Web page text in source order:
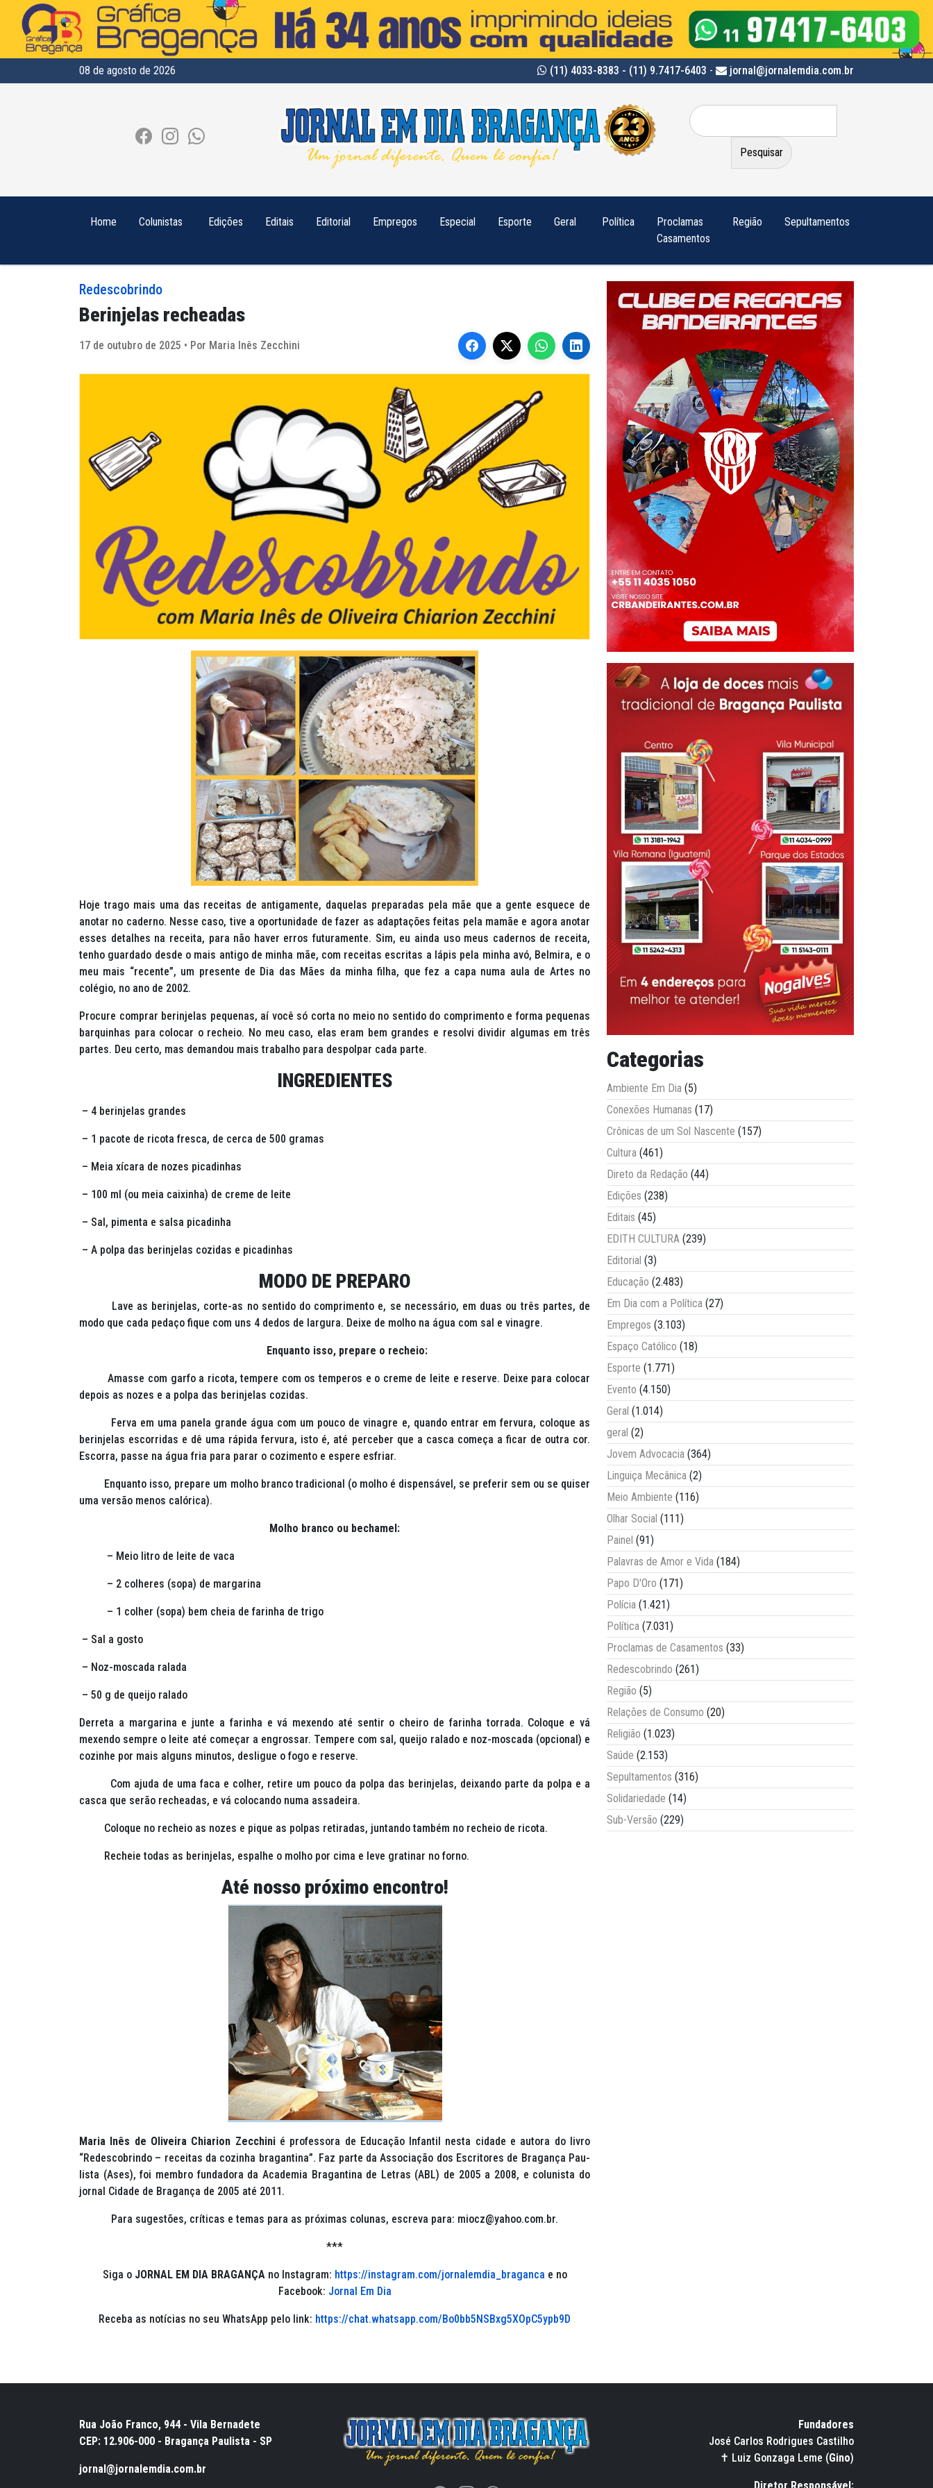
08 de agosto de 2026 (11) 4033-8383 - (11) 9.7417-6403 - jornal@jornalemdia.com.br
Pesquisar
por:
Home Colunistas Edições Editais Editorial Empregos Especial Esporte Geral Política
Proclamas
Casamentos
Região Sepultamentos
Redescobrindo
Berinjelas recheadas
17 de outubro de 2025 • Por Maria Inês Zecchini
Hoje trago mais uma das receitas de antigamente, daquelas preparadas pela mãe que a gente esquece de
anotar no caderno. Nesse caso, tive a oportunidade de fazer as adaptações feitas pela mamãe e agora anotar
esses detalhes na receita, para não haver erros futuramente. Sim, eu ainda uso meus cadernos de receita,
tenho guardado desde o mais antigo de minha mãe, com receitas escritas a lápis pela minha avó, Belmira, e o
meu mais “recente”, um presente de Dia das Mães da minha filha, que fez a capa numa aula de Artes no
colégio, no ano de 2002.
Procure comprar berinjelas pequenas, aí você só corta no meio no sentido do comprimento e forma pequenas
barquinhas para colocar o recheio. No meu caso, elas eram bem grandes e resolvi dividir algumas em três
partes. Deu certo, mas demandou mais trabalho para despolpar cada parte.
INGREDIENTES
– 4 berinjelas grandes
– 1 pacote de ricota fresca, de cerca de 500 gramas
– Meia xícara de nozes picadinhas
– 100 ml (ou meia caixinha) de creme de leite
– Sal, pimenta e salsa picadinha
– A polpa das berinjelas cozidas e picadinhas
MODO DE PREPARO
Lave as berinjelas, corte-as no sentido do comprimento e, se necessário, em duas ou três partes, de
modo que cada pedaço fique com uns 4 dedos de largura. Deixe de molho na água com sal e vinagre.
Enquanto isso, prepare o recheio:
Amasse com garfo a ricota, tempere com os temperos e o creme de leite e reserve. Deixe para colocar
depois as nozes e a polpa das berinjelas cozidas.
Ferva em uma panela grande água com um pouco de vinagre e, quando entrar em fervura, coloque as
berinjelas escorridas e dê uma rápida fervura, isto é, até perceber que a casca começa a ficar de outra cor.
Escorra, passe na água fria para parar o cozimento e espere esfriar.
Enquanto isso, prepare um molho branco tradicional (o molho é dispensável, se preferir sem ou se quiser
uma versão menos calórica).
Molho branco ou bechamel:
– Meio litro de leite de vaca
– 2 colheres (sopa) de margarina
– 1 colher (sopa) bem cheia de farinha de trigo
– Sal a gosto
– Noz-moscada ralada
– 50 g de queijo ralado
Derreta a margarina e junte a farinha e vá mexendo até sentir o cheiro de farinha torrada. Coloque e vá
mexendo sempre o leite até começar a engrossar. Tempere com sal, queijo ralado e noz-moscada (opcional) e
cozinhe por mais alguns minutos, desligue o fogo e reserve.
Com ajuda de uma faca e colher, retire um pouco da polpa das berinjelas, deixando parte da polpa e a
casca que serão recheadas, e vá colocando numa assadeira.
Coloque no recheio as nozes e pique as polpas retiradas, juntando também no recheio de ricota.
Recheie todas as berinjelas, espalhe o molho por cima e leve gratinar no forno.
Até nosso próximo encontro!
Maria Inês de Oliveira Chiarion Zecchinié professora de Educação Infantil nesta cidade e autora do livro
“Redescobrindo – receitas da cozinha bragantina”. Faz parte da Associação dos Escritores de Bragança Pau-
lista (Ases), foi membro fundadora da Academia Bragantina de Letras (ABL) de 2005 a 2008, e colunista do
jornal Cidade de Bragança de 2005 até 2011.
Para sugestões, críticas e temas para as próximas colunas, escreva para: miocz@yahoo.com.br.
***
Siga o JORNAL EM DIA BRAGANÇAno Instagram: https://instagram.com/jornalemdia_braganca e no
Facebook: Jornal Em Dia
Receba as notícias no seu WhatsApp pelo link: https://chat.whatsapp.com/Bo0bb5NSBxg5XOpC5ypb9D
Categorias
Ambiente Em Dia (5)
Conexões Humanas (17)
Crônicas de um Sol Nascente (157)
Cultura (461)
Direto da Redação (44)
Edições (238)
Editais (45)
EDITH CULTURA (239)
Editorial (3)
Educação (2.483)
Em Dia com a Política (27)
Empregos (3.103)
Espaço Católico (18)
Esporte (1.771)
Evento (4.150)
Geral (1.014)
geral (2)
Jovem Advocacia (364)
Linguiça Mecânica (2)
Meio Ambiente (116)
Olhar Social (111)
Painel (91)
Palavras de Amor e Vida (184)
Papo D'Oro (171)
Polícia (1.421)
Política (7.031)
Proclamas de Casamentos (33)
Redescobrindo (261)
Região (5)
Relações de Consumo (20)
Religião (1.023)
Saúde (2.153)
Sepultamentos (316)
Solidariedade (14)
Sub-Versão (229)
Rua João Franco, 944 - Vila Bernadete
CEP: 12.906-000 - Bragança Paulista - SP
jornal@jornalemdia.com.br
Fundadores
José Carlos Rodrigues Castilho
✝ Luiz Gonzaga Leme (Gino)